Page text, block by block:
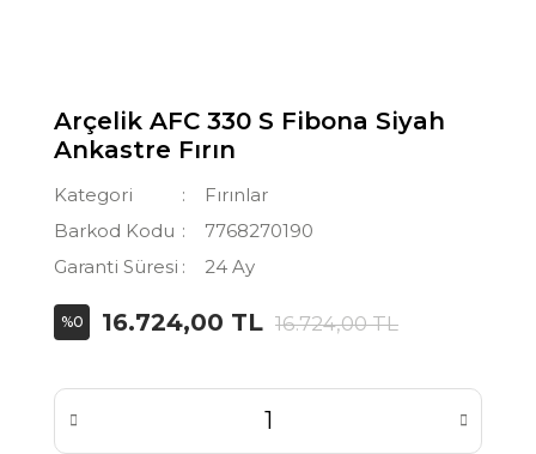
Arçelik AFC 330 S Fibona Siyah
Ankastre Fırın
Kategori
Fırınlar
Barkod Kodu
7768270190
Garanti Süresi
24 Ay
%0 16.724,00 TL 16.724,00 TL